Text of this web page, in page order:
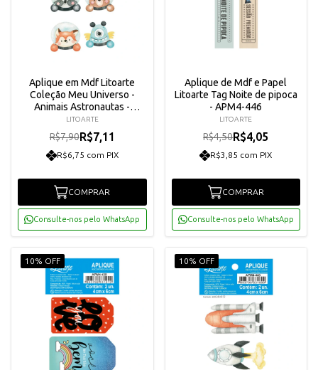
Aplique em Mdf Litoarte
Coleção Meu Universo -
Animais Astronautas -
APM3-291
LITOARTE
R$7,90R$7,11
R$6,75 com PIX
COMPRAR
Consulte-nos pelo WhatsApp
Aplique de Mdf e Papel
Litoarte Tag Noite de pipoca
- APM4-446
LITOARTE
R$4,50R$4,05
R$3,85 com PIX
COMPRAR
Consulte-nos pelo WhatsApp
10% OFF 10% OFF